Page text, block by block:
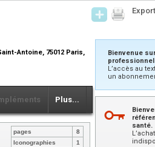
Antoine, 75012 Paris,
Plus...
pages
8
Iconographies
1
Export
Bienvenue
L’accès au
un
santé.